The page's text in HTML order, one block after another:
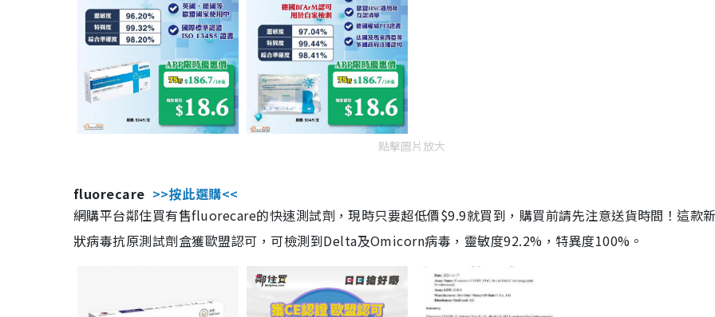
點擊圖片放大
fluorecare >>按此選購<<
網購平台鄰住買有售fluorecare的快速測試劑，現時只要超低價$9.9就買到，購買前請先注意送貨時間！這款
狀病毒抗原測試劑盒獲歐盟認可，可檢測到Delta及Omicorn病毒，靈敏度92.2%，特異度100%。